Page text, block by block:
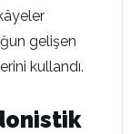
gelişen
kullandı.